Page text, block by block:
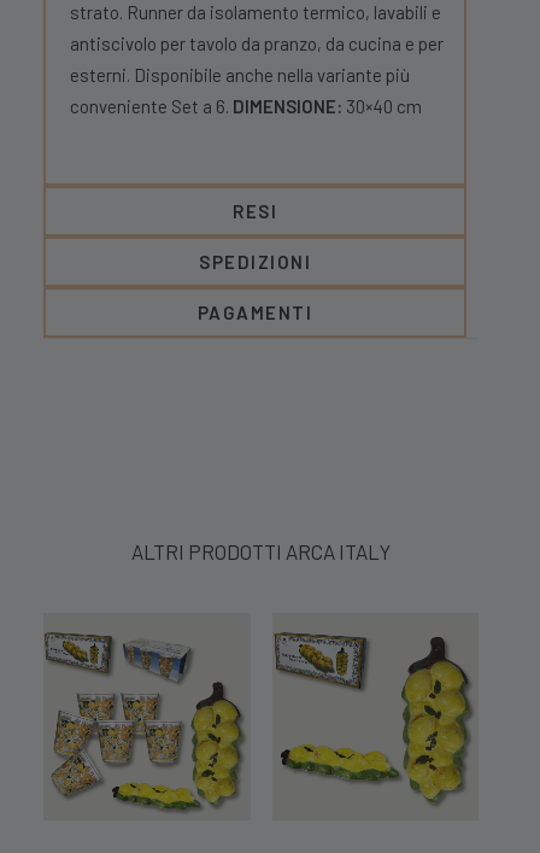
strato. Runner da isolamento termico, lavabili e
antiscivolo per tavolo da pranzo, da cucina e per
esterni. Disponibile anche nella variante più
conveniente Set a 6. DIMENSIONE: 30×40 cm
RESI
SPEDIZIONI
PAGAMENTI
ALTRI PRODOTTI ARCA ITALY